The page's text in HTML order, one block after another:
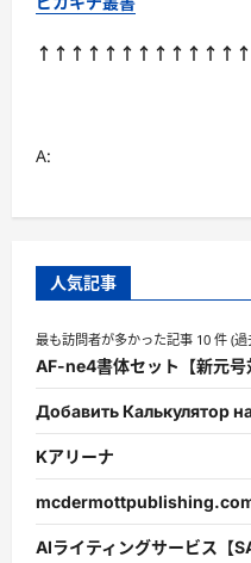
↑↑↑↑↑↑↑↑↑↑↑↑↑
A:
人気記事
最も訪問者が多かった記事 10 件 (過
AF-ne4書体セット【新元号
Добавить Калькулятор
Kアリーナ
AIライティングサービス【